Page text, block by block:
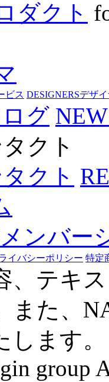
ダクト
ビス DESIGNERSデザ
グ
クト
クト
メンバー
イバシーポリシー 特定
、テキ
また、
ます。
group